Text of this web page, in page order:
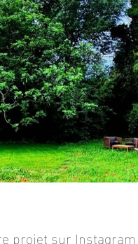
projet sur Instagram